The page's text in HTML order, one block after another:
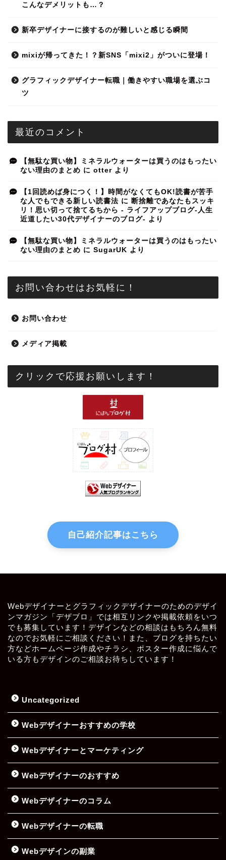
こんなデメリットも…？
新卒デザイナーに接するのが難しいと感じる瞬間
mixiが帰ってきた！？新SNS「mixi2」がついに登場！
グラフィックデザイナー転職｜働きやすい職場を選ぶコ
ツ
最近のコメント
【無駄な買い物】ミネラルウォーターは買うのはもったい
ない理由のまとめ に otter より
【1回読めば身につく！】時間がなくてもOK!読書が苦手
な人でもできる新しい読書法 に 断捨離であなたもスッキ
リ！思い切って捨てるちから - ライフアップブログ-人生
近道したい30代デザイナーのブログ- より
【無駄な買い物】ミネラルウォーターは買うのはもったい
ない理由のまとめ に SugarUK より
お問い合わせはお気軽に！
お問い合わせ
メディア掲載
クリックで応援お願いします！
自己紹介記事はこちら
Webデザイナーとグラフィックデザイナーのためのデザイ
ンマガジン「デザブロ」では相互リンクや掲載依頼をいつ
でも募集しています！デザインなどの相談はもちろん無料
なのでお気軽にご相談ください！また、ブログを持ちたい
方などホームページ作成やチラシ、ポスター作成に悩んで
いる方もデザインのご相談お待ちしています！
Uncategorized
Webデザイナーおすすめの学校
Webデザイナーとマーケティング
Webデザイナーのおすすめ
Webデザイナーのコラム
Webデザイナーの転職
Webデザインの副業